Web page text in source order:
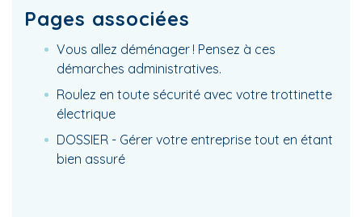
Pages associées
Vous allez déménager ! Pensez à ces
démarches administratives.
Roulez en toute sécurité avec votre trottinette
électrique
DOSSIER - Gérer votre entreprise tout en étant
bien assuré